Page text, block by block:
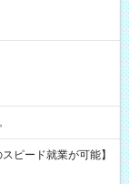
ピード就業が可能】